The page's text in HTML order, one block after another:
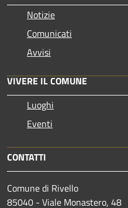
Notizie
Comunicati
Avvisi
VIVERE IL COMUNE
Luoghi
Eventi
CONTATTI
Comune di Rivello
85040 - Viale Monastero, 48